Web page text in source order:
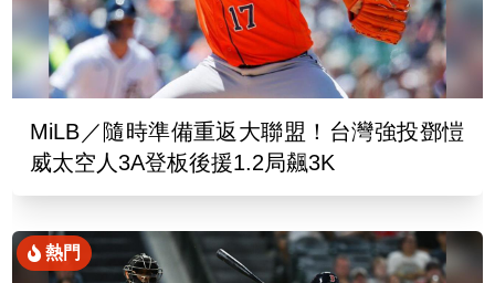
MiLB／隨時準備重返大聯盟！台灣強投鄧愷
威太空人3A登板後援1.2局飆3K
熱門